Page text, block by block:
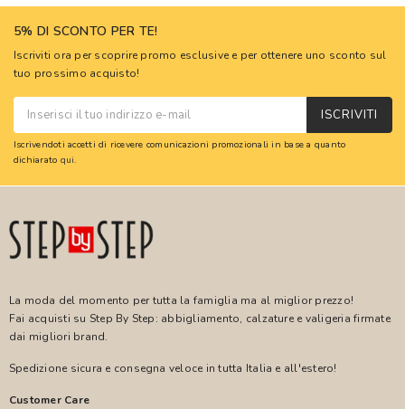
5% DI SCONTO PER TE!
Iscriviti ora per scoprire promo esclusive e per ottenere uno sconto sul
tuo prossimo acquisto!
ISCRIVITI
Iscrivendoti accetti di ricevere comunicazioni promozionali in base a quanto
dichiarato qui.
La moda del momento per tutta la famiglia ma al miglior prezzo!
Fai acquisti su Step By Step: abbigliamento, calzature e valigeria firmate
dai migliori brand.
Spedizione sicura e consegna veloce in tutta Italia e all'estero!
Customer Care